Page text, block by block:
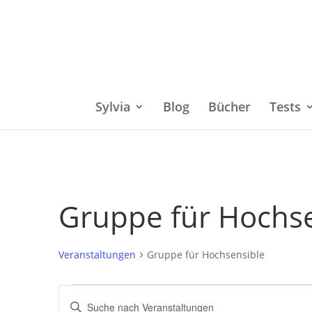
Sylvia Blog Bücher Tests
Gruppe für
Veranstaltungen Gruppe für Hochsensible
Veranstaltungen
Bitte